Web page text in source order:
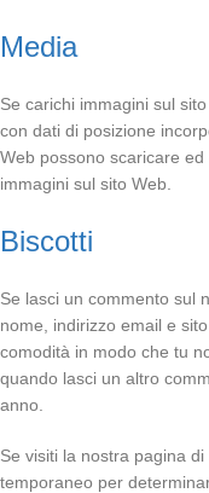
Media
Se carichi immagini sul
con dati di posizione
Web possono scaricare
immagini sul sito Web.
Biscotti
Se lasci un commento sul
nome, indirizzo email e
comodità in modo che tu
quando lasci un altro
anno.
Se visiti la nostra pagina
temporaneo per